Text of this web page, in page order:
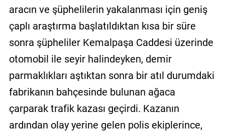
aracın ve şüphelilerin yakalanması için geniş
çaplı araştırma başlatıldıktan kısa bir süre
sonra şüpheliler Kemalpaşa Caddesi üzerinde
otomobil ile seyir halindeyken, demir
parmaklıkları aştıktan sonra bir atıl durumdaki
fabrikanın bahçesinde bulunan ağaca
çarparak trafik kazası geçirdi. Kazanın
ardından olay yerine gelen polis ekiplerince,